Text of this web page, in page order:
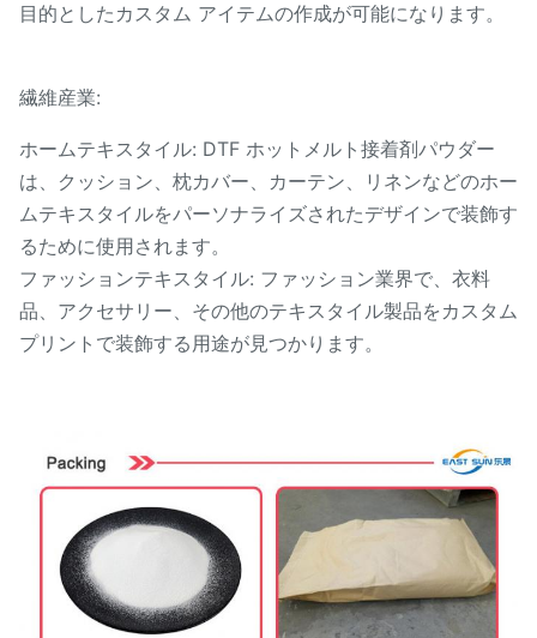
目的としたカスタム アイテムの作成が可能になります。
繊維産業:
ホームテキスタイル: DTF ホットメルト接着剤パウダー
は、クッション、枕カバー、カーテン、リネンなどのホー
ムテキスタイルをパーソナライズされたデザインで装飾す
るために使用されます。
ファッションテキスタイル: ファッション業界で、衣料
品、アクセサリー、その他のテキスタイル製品をカスタム
プリントで装飾する用途が見つかります。